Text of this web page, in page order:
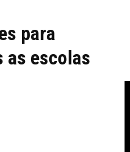
para
as escolas